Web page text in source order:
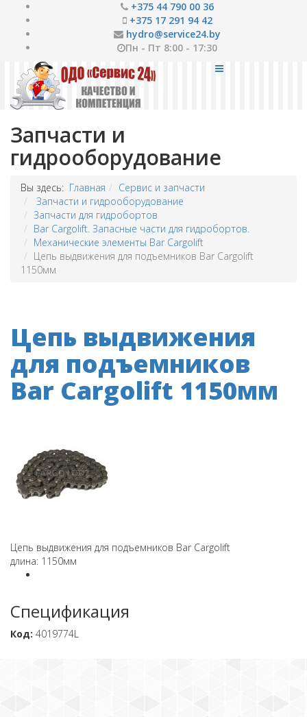
+375 44 790 00 36
+375 17 291 94 42
hydro@service24.by
Пн - Пт 8:00 - 17:30
Запчасти и
гидрооборудование
Вы здесь: Главная
Сервис и запчасти
Запчасти и гидрооборудование
Запчасти для гидробортов
Bar Cargolift. Запасные части для гидробортов.
Механические элементы Bar Cargolift
Цепь выдвижения для подъемников Bar Cargolift
1150мм
Цепь выдвижения
для подъемников
Bar Cargolift 1150мм
Цепь выдвижения для подъемников Bar Cargolift
длина: 1150мм
Спецификация
Код: 4019774L